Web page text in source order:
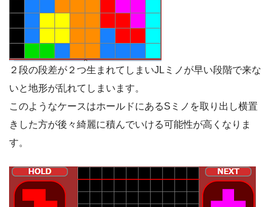
２段の段差が２つ生まれてしまいJLミノが早い段階で来な
いと地形が乱れてしまいます。
このようなケースはホールドにあるSミノを取り出し横置
きした方が後々綺麗に積んでいける可能性が高くなりま
す。